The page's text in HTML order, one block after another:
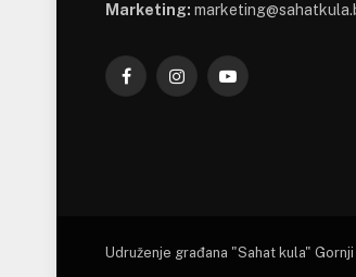
Marketing:
FacebookInstagramYouTube
Udruženje građana "Sahat kula"